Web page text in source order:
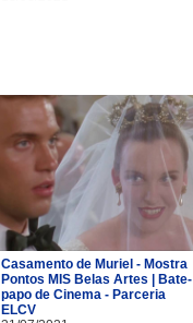
Casamento de Muriel - Mostra
Pontos MIS Belas Artes | Bate-
papo de Cinema - Parceria
ELCV